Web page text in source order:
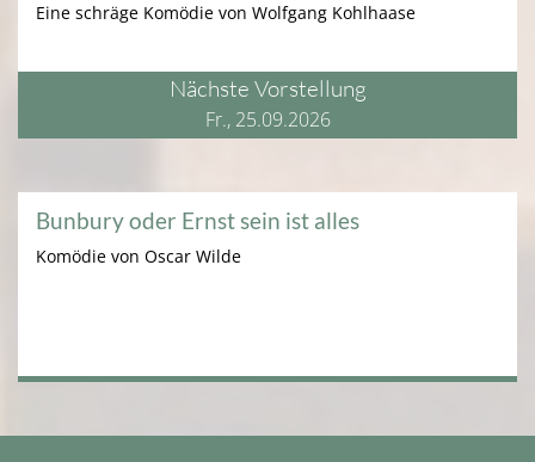
Bunbury oder Ernst sein ist alles
Komödie von Oscar Wilde
Eine schräge Komödie von Wolfgang Kohlhaase
Nächste Vorstellung
Fr., 25.09.2026